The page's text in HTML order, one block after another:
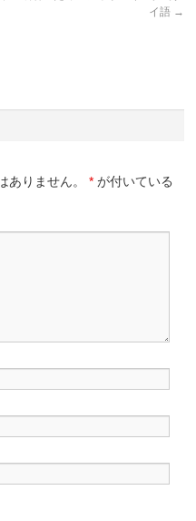
イ語 →
ありません。 * が付いている